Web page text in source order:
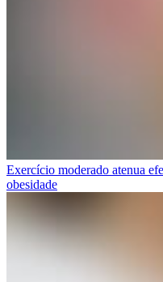
Exercício moderado atenua
obesidade